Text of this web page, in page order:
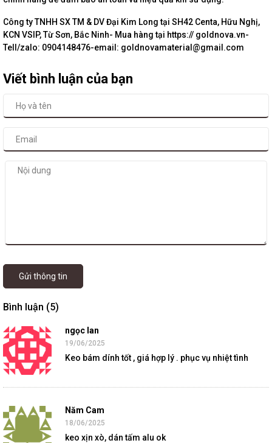
Công ty TNHH SX TM & DV Đại Kim Long tại SH42 Centa, Hữu Nghị,
KCN VSIP, Từ Sơn, Bắc Ninh- Mua hàng tại https:// goldnova.vn-
Tell/zalo: 0904148476-email: goldnovamaterial@gmail.com
Viết bình luận của bạn
Gửi thông tin
Bình luận (5)
ngọc lan
19/06/2025
Keo bám dính tốt , giá hợp lý . phục vụ nhiệt tình
Năm Cam
18/06/2025
keo xịn xò, dán tấm alu ok